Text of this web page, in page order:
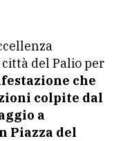
del Palio per
che
colpite dal
a
Piazza del